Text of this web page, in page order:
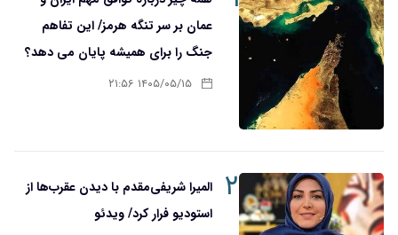
عمان بر سر تنگه هرمز/ این تفاهم
جنگ را برای همیشه پایان می دهد؟
۱۴۰۵/۰۵/۱۵ ۲۱:۵۶
۲
المیرا شریفی‌مقدم با دیدن عقرب‌ها از
استودیو فرار کرد/ ویدئو